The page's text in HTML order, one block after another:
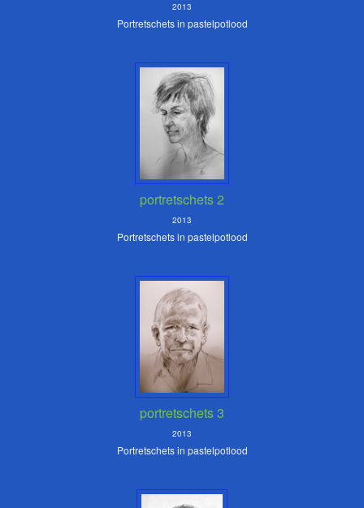
2013
Portretschets in pastelpotlood
portretschets 2
2013
Portretschets in pastelpotlood
portretschets 3
2013
Portretschets in pastelpotlood